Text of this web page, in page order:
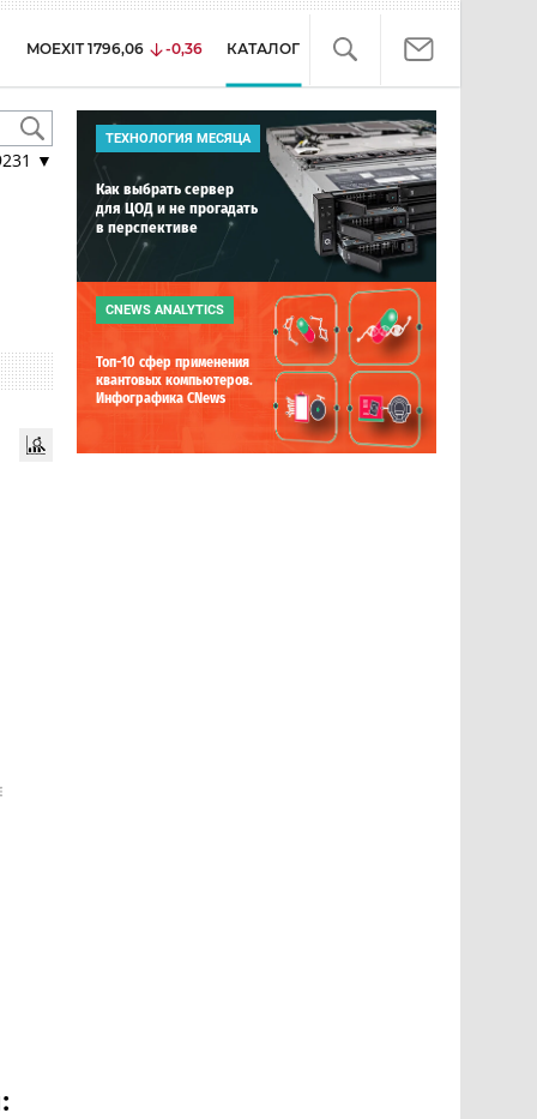
MOEXIT 1796,06 -0,36 КАТАЛОГ
▼
ТЕХНОЛОГИЯ МЕСЯЦА
Как выбрать сервер
для ЦОД и не прогадать
в перспективе
CNEWS ANALYTICS
Топ-10 сфер применения
квантовых компьютеров.
Инфографика CNews